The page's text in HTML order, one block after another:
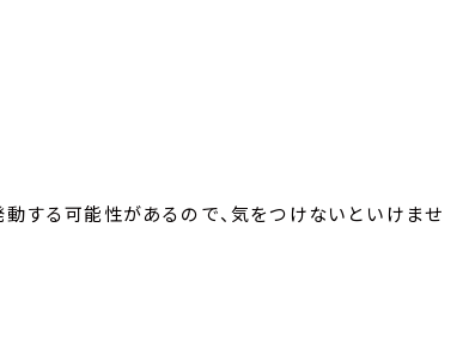
する可能性があるので、気をつけないといけませ